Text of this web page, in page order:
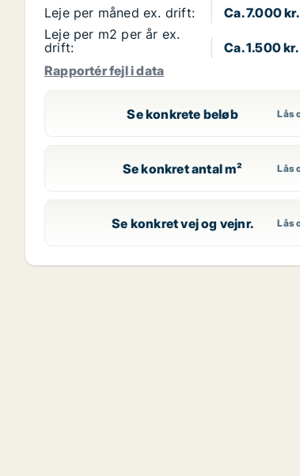
Leje per måned ex. drift:
Ca. 7.000 kr.
Leje per m2 per år ex.
drift:
Ca. 1.500 kr.
Rapportér fejl i data
Se konkrete beløb
Se konkret antal m²
Se konkret vej og vejnr.